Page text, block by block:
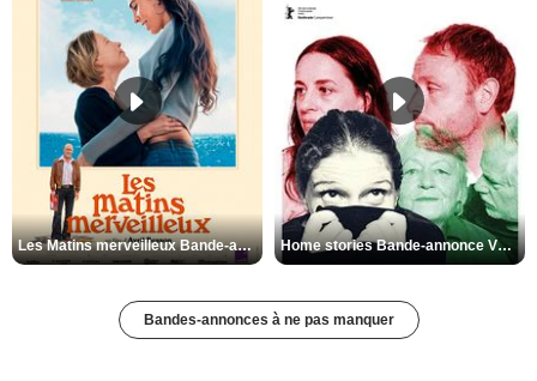
Les Matins merveilleux Bande-annonce VF Home stories Bande-annonce VO STFR
Bandes-annonces à ne pas manquer